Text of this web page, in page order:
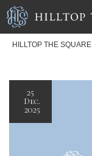
HILLTOP THE SQUARE
25
Dec.
2025